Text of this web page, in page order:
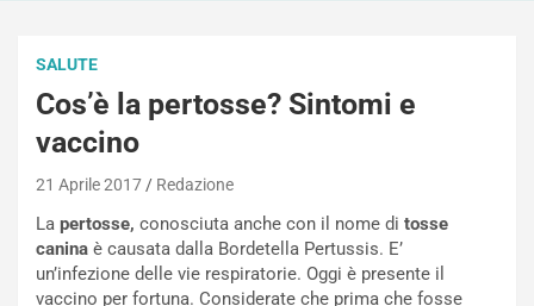
SALUTE
Cos’è la pertosse? Sintomi e
vaccino
21 Aprile 2017 Redazione
La pertosse, conosciuta anche con il nome di tosse
canina è causata dalla Bordetella Pertussis. E’
un’infezione delle vie respiratorie. Oggi è presente il
vaccino per fortuna. Considerate che prima che fosse